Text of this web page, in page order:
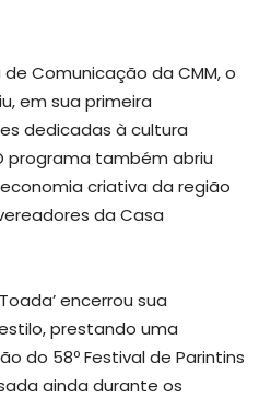
Comunicação da CMM, o
em sua primeira
dedicadas à cultura
programa também abriu
criativa da região
da Casa
encerrou sua
prestando uma
do 58º Festival de Parintins
ainda durante os